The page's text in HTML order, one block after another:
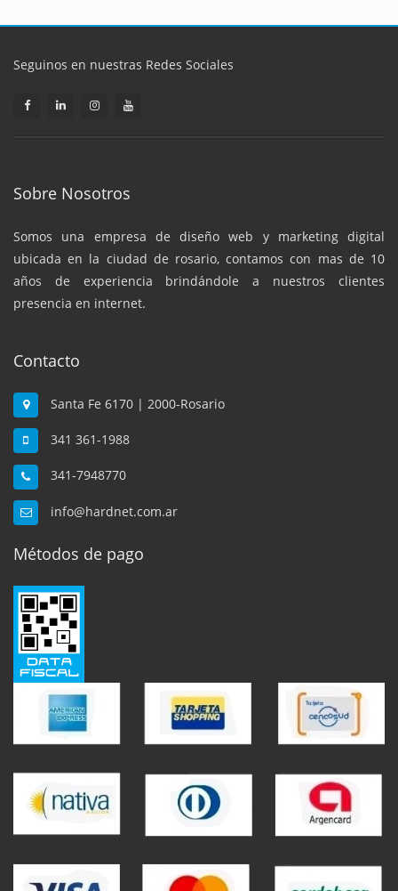
Seguinos en nuestras Redes Sociales
Sobre Nosotros
Somos una empresa de diseño web y marketing digital
ubicada en la ciudad de rosario, contamos con mas de 10
años de experiencia brindándole a nuestros clientes
presencia en internet.
Contacto
Santa Fe 6170 | 2000-Rosario
341 361-1988
341-7948770
info@hardnet.com.ar
Métodos de pago